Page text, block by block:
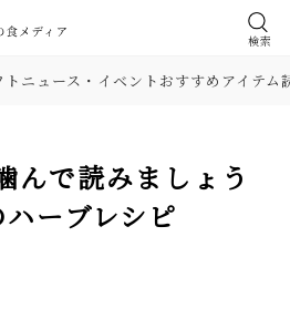
検索
ニュース・イベントおすすめアイテム
んで読みましょう
ーブレシピ
汁なしも紹介
レシピ（作り方）。初めて
敗しにくい！